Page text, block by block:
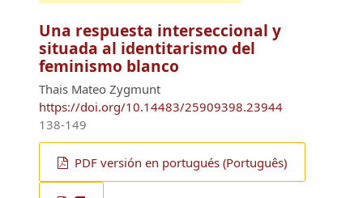
Una respuesta interseccional y
situada al identitarismo del
feminismo blanco
Thais Mateo Zygmunt
https://doi.org/10.14483/25909398.23944
138-149
PDF versión en portugués (Português)